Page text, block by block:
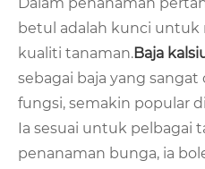
betul adalah kunci
kualiti tanaman.Baja
sebagai baja yang
fungsi, semakin popular
Ia sesuai untuk pelbagai
penanaman bunga, ia